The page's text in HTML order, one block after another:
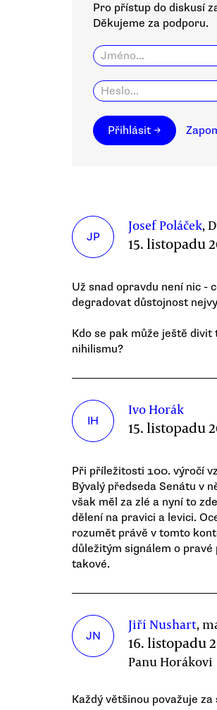
Pro přístup do diskusí
Děkujeme za podporu.
Přihlásit →
JP
Josef Poláček,
15. listopadu
Už snad opravdu není nic -
degradovat důstojnost
Kdo se pak může ještě
nihilismu?
IH
Ivo Horák
15. listopadu
Při příležitosti 100. výročí
Bývalý předseda Senátu v
však měl za zlé a nyní to
dělení na pravici a levici.
rozumět právě v tomto
důležitým signálem o
takové.
JN
Jiří Nushart,
16. listopadu
Panu Horákovi
Každý většinou považuje